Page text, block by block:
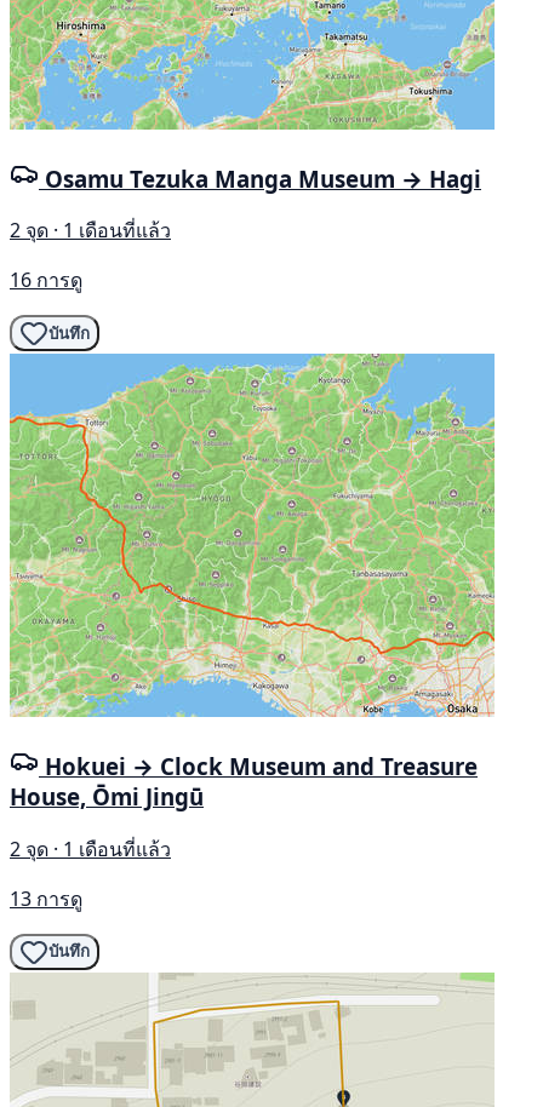
Osamu Tezuka Manga Museum → Hagi
2 จุด · 1 เดือนที่แล้ว
16 การดู
บันทึก
Hokuei → Clock Museum and Treasure
House, Ōmi Jingū
2 จุด · 1 เดือนที่แล้ว
13 การดู
บันทึก